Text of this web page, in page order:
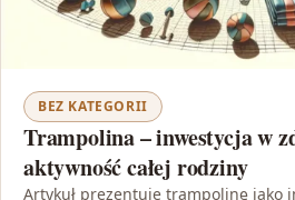
BEZ KATEGORII
Trampolina – inwestycja w
aktywność całej rodziny
Artykuł prezentuje trampolinę jako